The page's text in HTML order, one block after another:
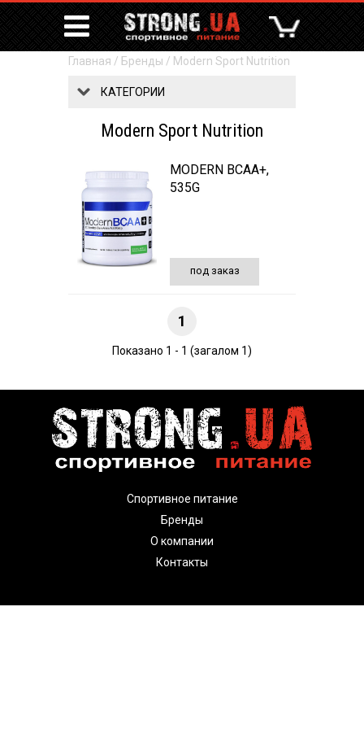
Главная / Бренды / Modern Sport Nutrition
КАТЕГОРИИ
Modern Sport Nutrition
MODERN BCAA+,
535G
под заказ
1
Показано 1 - 1 (загалом 1)
Спортивное питание
Бренды
О компании
Контакты